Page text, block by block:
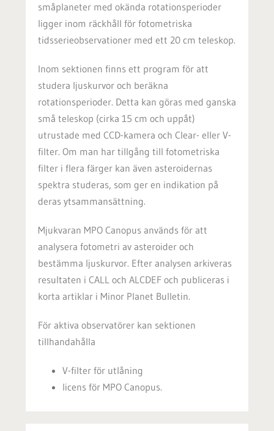
småplaneter med okända rotationsperioder
ligger inom räckhåll för fotometriska
tidsserieobservationer med ett 20 cm teleskop.
Inom sektionen finns ett program för att
studera ljuskurvor och beräkna
rotationsperioder. Detta kan göras med ganska
små teleskop (cirka 15 cm och uppåt)
utrustade med CCD-kamera och Clear- eller V-
filter. Om man har tillgång till fotometriska
filter i flera färger kan även asteroidernas
spektra studeras, som ger en indikation på
deras ytsammansättning.
Mjukvaran MPO Canopus används för att
analysera fotometri av asteroider och
bestämma ljuskurvor. Efter analysen arkiveras
resultaten i CALL och ALCDEF och publiceras i
korta artiklar i Minor Planet Bulletin.
För aktiva observatörer kan sektionen
tillhandahålla
V-filter för utlåning
licens för MPO Canopus.